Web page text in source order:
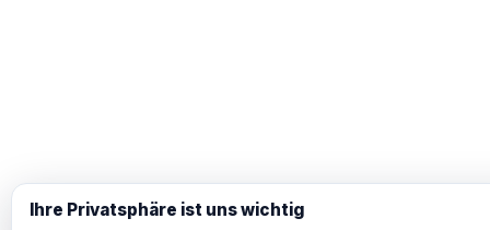
Ihre Privatsphäre ist uns wichtig